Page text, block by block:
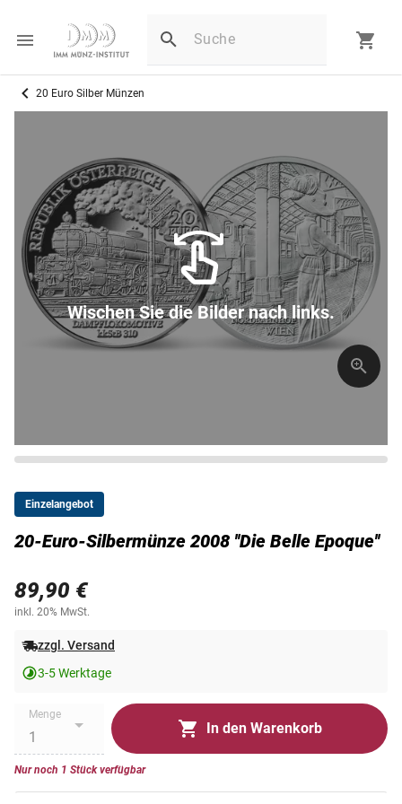
20 Euro Silber Münzen
Wischen Sie die Bilder nach links.
Einzelangebot
20-Euro-Silbermünze 2008 ''Die Belle Epoque''
89,90 €
inkl. 20% MwSt.
zzgl. Versand
3-5 Werktage
Menge
In den Warenkorb
Nur noch 1 Stück verfügbar